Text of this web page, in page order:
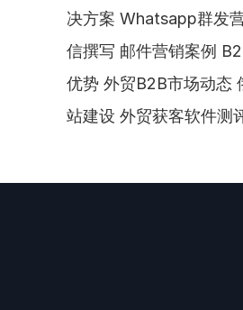
决方案 Whatsapp群发
信撰写 邮件营销案例
优势 外贸B2B市场动态
站建设 外贸获客软件测